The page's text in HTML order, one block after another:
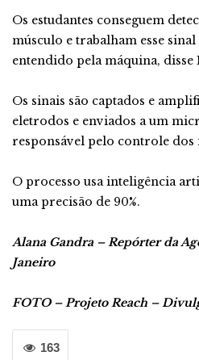
Os estudantes conseguem
músculo e trabalham esse sinal
entendido pela máquina, disse
Os sinais são captados e
eletrodos e enviados a um
responsável pelo controle dos
O processo usa inteligência
uma precisão de 90%.
Alana Gandra – Repórter da
Janeiro
FOTO – Projeto Reach –
163